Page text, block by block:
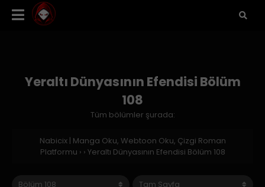
Yeraltı Dünyasının Efendisi Bölüm
108
Tüm bölümler şurada:
Nabicix | Manga Oku, Webtoon Oku, Çizgi Roman
Platformu › › Yeraltı Dünyasının Efendisi Bölüm 108